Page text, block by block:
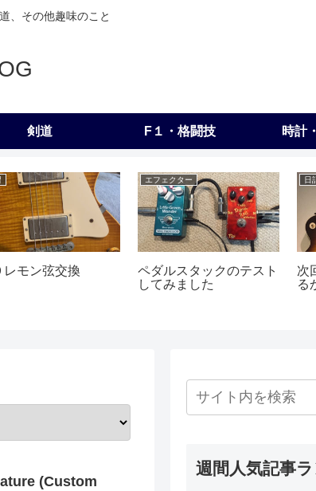
、その他趣味のこと
剣道 F１・格闘技 時計
レモン弦交換
エフェクター
ペダルスタックのテスト
してみました
日
次
る
(Custom
週間人気記事